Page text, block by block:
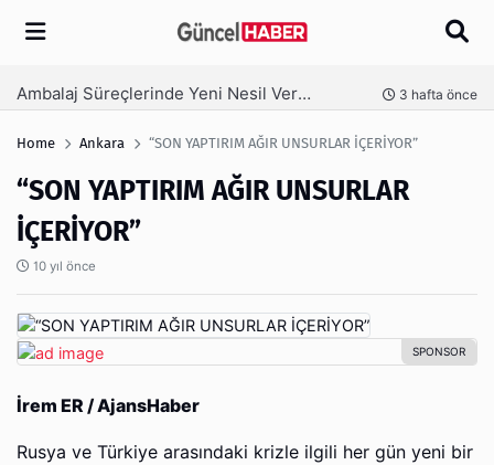
Arama
Ambalaj Süreçlerinde Yeni Nesil Verimliliği Olimpack ile Yakalayın 3 hafta önce
Home Ankara “SON YAPTIRIM AĞIR UNSURLAR İÇERİYOR”
“SON YAPTIRIM AĞIR UNSURLAR
İÇERİYOR”
10 yıl önce
İrem ER / AjansHaber
Rusya ve Türkiye arasındaki krizle ilgili her gün yeni bir